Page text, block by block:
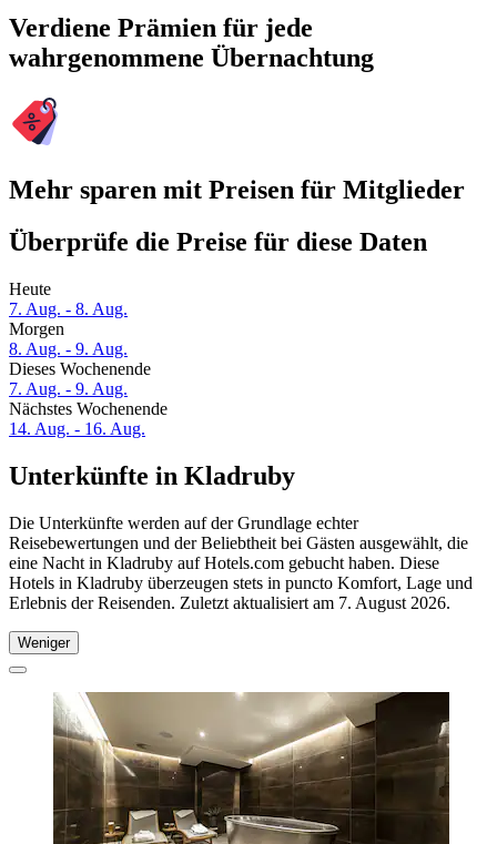
Verdiene Prämien für jede
wahrgenommene Übernachtung
Mehr sparen mit Preisen für Mitglieder
Überprüfe die Preise für diese Daten
Heute
7. Aug. - 8. Aug.
Morgen
8. Aug. - 9. Aug.
Dieses Wochenende
7. Aug. - 9. Aug.
Nächstes Wochenende
14. Aug. - 16. Aug.
Unterkünfte in Kladruby
Die Unterkünfte werden auf der Grundlage echter
Reisebewertungen und der Beliebtheit bei Gästen ausgewählt, die
eine Nacht in Kladruby auf Hotels.com gebucht haben. Diese
Hotels in Kladruby überzeugen stets in puncto Komfort, Lage und
Erlebnis der Reisenden. Zuletzt aktualisiert am 7. August 2026.
Weniger